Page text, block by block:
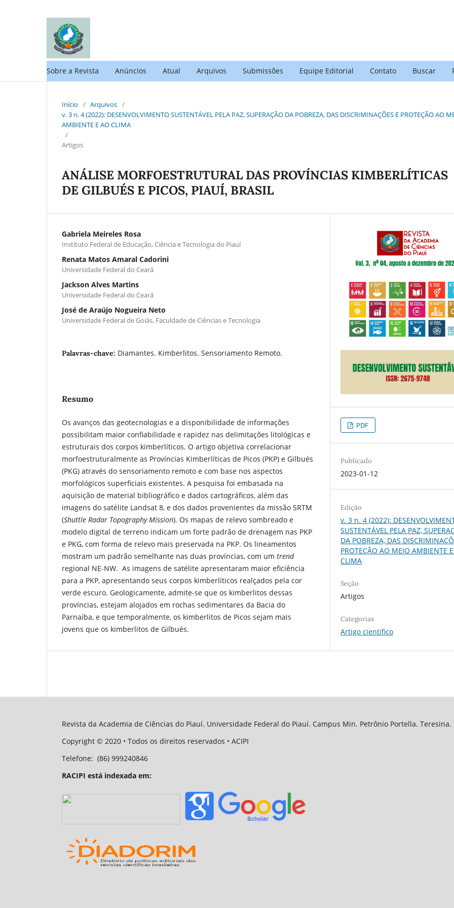
Sobre a Revista Anúncios Atual Arquivos Submissões Equipe Editorial Contato Buscar
Início / Arquivos /
v. 3 n. 4 (2022): DESENVOLVIMENTO SUSTENTÁVEL PELA PAZ, SUPERAÇÃO DA POBREZA, DAS DISCRIMINAÇÕES E PROTEÇÃO AO
AMBIENTE E AO CLIMA
/
Artigos
ANÁLISE MORFOESTRUTURAL DAS PROVÍNCIAS KIMBERLÍTICAS
DE GILBUÉS E PICOS, PIAUÍ, BRASIL
Gabriela Meireles Rosa
Instituto Federal de Educação, Ciência e Tecnologia do Piauí
Renata Matos Amaral Cadorini
Universidade Federal do Ceará
Jackson Alves Martins
Universidade Federal do Ceará
José de Araújo Nogueira Neto
Universidade Federal de Goiás, Faculdade de Ciências e Tecnologia
Palavras-chave: Diamantes. Kimberlitos. Sensoriamento Remoto.
Resumo
Os avanços das geotecnologias e a disponibilidade de informações
possibilitam maior confiabilidade e rapidez nas delimitações litológicas e
estruturais dos corpos kimberlíticos. O artigo objetiva correlacionar
morfoestruturalmente as Províncias Kimberlíticas de Picos (PKP) e Gilbués
(PKG) através do sensoriamento remoto e com base nos aspectos
morfológicos superficiais existentes. A pesquisa foi embasada na
aquisição de material bibliográfico e dados cartográficos, além das
imagens do satélite Landsat 8, e dos dados provenientes da missão SRTM
(Shuttle Radar Topography Mission). Os mapas de relevo sombreado e
modelo digital de terreno indicam um forte padrão de drenagem nas PKP
e PKG, com forma de relevo mais preservada na PKP. Os lineamentos
mostram um padrão semelhante nas duas províncias, com um trend
regional NE-NW. As imagens de satélite apresentaram maior eficiência
para a PKP, apresentando seus corpos kimberlíticos realçados pela cor
verde escuro. Geologicamente, admite-se que os kimberlitos dessas
províncias, estejam alojados em rochas sedimentares da Bacia do
Parnaíba, e que temporalmente, os kimberlitos de Picos sejam mais
jovens que os kimberlitos de Gilbués.
PDF
Publicado
2023-01-12
Edição
v. 3 n. 4 (2022):
SUSTENTÁVEL PELA PAZ,
DA POBREZA, DAS
PROTEÇÃO AO MEIO AMBIENTE
CLIMA
Seção
Artigos
Categorias
Artigo científico
Revista da Academia de Ciências do Piauí. Universidade Federal do Piauí. Campus Min. Petrônio Portella. Teresina.
Copyright © 2020 • Todos os direitos reservados • ACIPI
Telefone: (86) 999240846
RACIPI está indexada em: